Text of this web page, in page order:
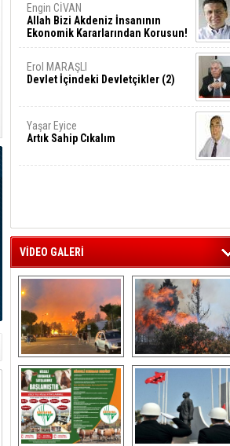
Engin CİVAN
Allah Bizi Akdeniz İnsanının
Ekonomik Kararlarından Korusun!
Erol MARAŞLI
Devlet İçindeki Devletçikler (2)
Yaşar Eyice
Artık Sahip Cıkalım
VİDEO GALERİ
Aliağa ‘da  otluk
alanda çıkan
yangın evlere
sıçramadan
söndürüldü
Aliağa'nın Ciğerleri